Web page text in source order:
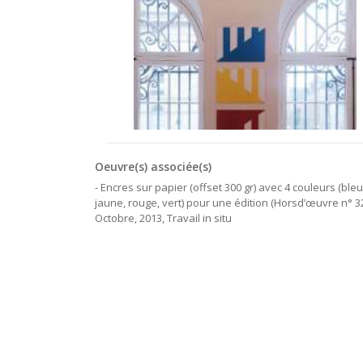
Oeuvre(s) associée(s)
- Encres sur papier (offset 300 gr) avec 4 couleurs
jaune, rouge, vert) pour une édition (Horsd’œuvre n°
Octobre, 2013, Travail in situ